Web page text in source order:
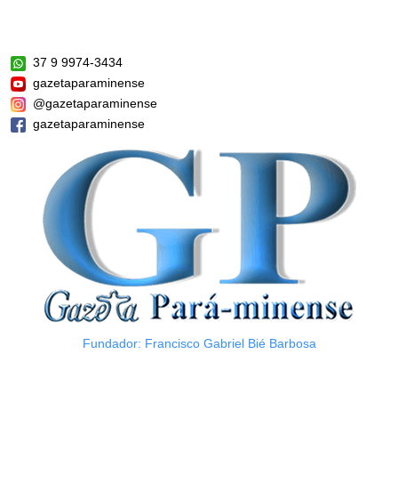
37 9 9974-3434
gazetaparaminense
@gazetaparaminense
gazetaparaminense
Fundador: Francisco Gabriel Bié Barbosa